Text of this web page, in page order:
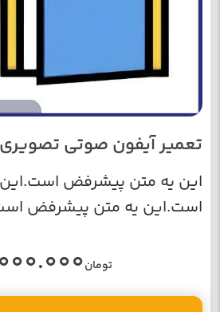
تعمیر آیفون صوتی تصویری
این یه متن پیشرفض
است.این یه متن پیشرفض
تومان